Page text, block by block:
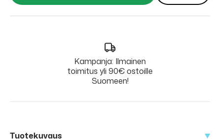
Kampanja: Ilmainen
toimitus yli 90€ ostoille
Suomeen!
Tuotekuvaus